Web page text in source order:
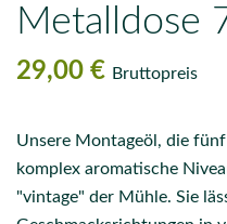
Metalldose
29,00 € Bruttopreis
Unsere Montageöl, die
komplex aromatische
"vintage" der Mühle. Sie